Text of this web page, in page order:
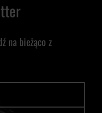
na bieżąco z